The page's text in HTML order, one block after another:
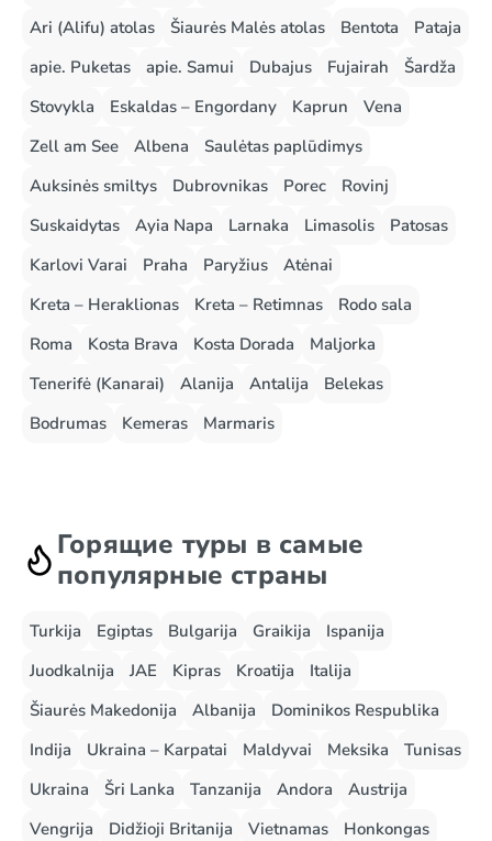
Ari (Alifu) atolas
Šiaurės Malės atolas Bentota
Pataja
apie. Puketas
apie. Samui Dubajus Fujairah
Šardža
Stovykla
Eskaldas – Engordany Kaprun
Vena
Zell am See
Albena
Saulėtas paplūdimys
Auksinės smiltys
Dubrovnikas Porec
Rovinj
Suskaidytas
Ayia Napa Larnaka Limasolis
Patosas
Karlovi Varai
Praha Paryžius
Atėnai
Kreta – Heraklionas
Kreta – Retimnas
Rodo sala
Roma
Kosta Brava Kosta Dorada
Maljorka
Tenerifė (Kanarai)
Alanija Antalija
Belekas
Bodrumas
Kemeras Marmaris
Горящие туры в самые
популярные страны
Turkija Egiptas Bulgarija Graikija
Ispanija
Juodkalnija
JAE Kipras Kroatija
Italija
Šiaurės Makedonija
Albanija
Dominikos Respublika
Indija
Ukraina – Karpatai Maldyvai Meksika
Tunisas
Ukraina
Šri Lanka Tanzanija Andora
Austrija
Vengrija
Didžioji Britanija Vietnamas
Honkongas